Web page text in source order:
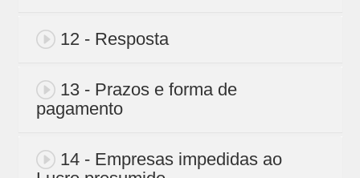
12 - Resposta
13 - Prazos e forma de
pagamento
14 - Empresas impedidas ao